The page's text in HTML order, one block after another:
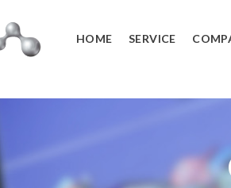
HOME SERVICE
リバースエンジニアリング
3DCADカ